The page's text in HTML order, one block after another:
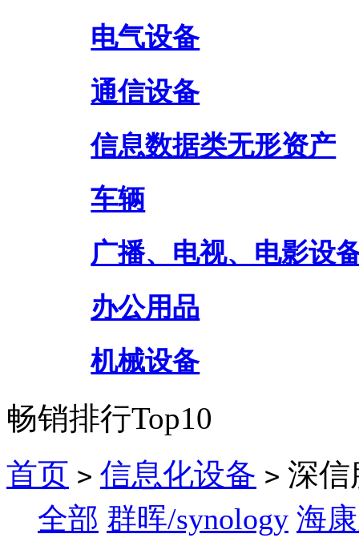
电气设备
通信设备
信息数据类无形资产
车辆
广播、电视、电影设
办公用品
机械设备
畅销排行Top10
首页 > 信息化设备 > 深信
全部 群晖/synology 海